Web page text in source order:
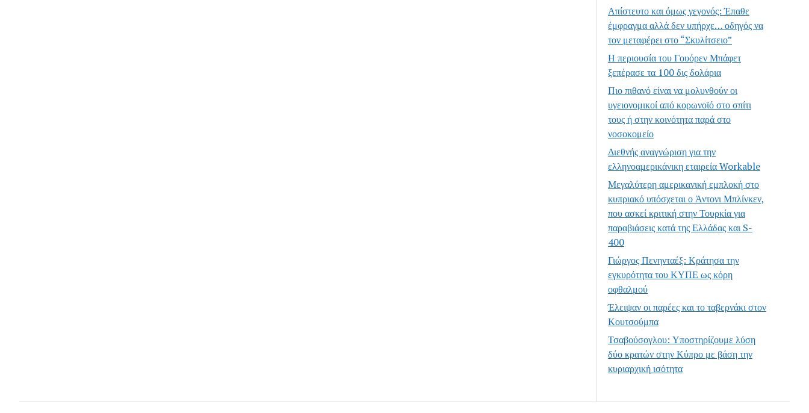
Απίστευτο και όμως γεγονός: Έπαθε
έμφραγμα αλλά δεν υπήρχε… οδηγός να
τον μεταφέρει στο “Σκυλίτσειο”
Η περιουσία του Γουόρεν Μπάφετ
ξεπέρασε τα 100 δις δολάρια
Πιο πιθανό είναι να μολυνθούν οι
υγειονομικοί από κορωνοϊό στο σπίτι
τους ή στην κοινότητα παρά στο
νοσοκομείο
Διεθνής αναγνώριση για την
ελληνοαμερικάνικη εταιρεία Workable
Μεγαλύτερη αμερικανική εμπλοκή στο
κυπριακό υπόσχεται ο Άντονι Μπλίνκεν,
που ασκεί κριτική στην Τουρκία για
παραβιάσεις κατά της Ελλάδας και S-
400
Γιώργος Πενηνταέξ: Κράτησα την
εγκυρότητα του ΚΥΠΕ ως κόρη
οφθαλμού
Έλειψαν οι παρέες και το ταβερνάκι στον
Κουτσούμπα
Τσαβούσογλου: Υποστηρίζουμε λύση
δύο κρατών στην Κύπρο με βάση την
κυριαρχική ισότητα